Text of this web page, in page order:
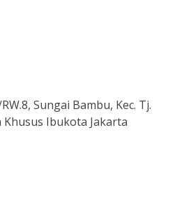
Sungai Bambu, Kec. Tj.
Ibukota Jakarta